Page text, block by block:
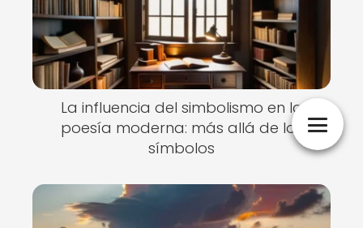
La influencia del simbolismo en la
poesía moderna: más allá de los
símbolos